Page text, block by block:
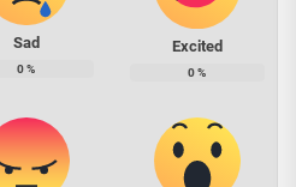
Sad
0%
Excited
0%